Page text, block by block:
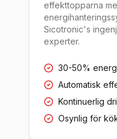
effekttopparna
Sicotronic's
experter.
30-50%
Automatisk
Kontinuerlig
Osynlig för